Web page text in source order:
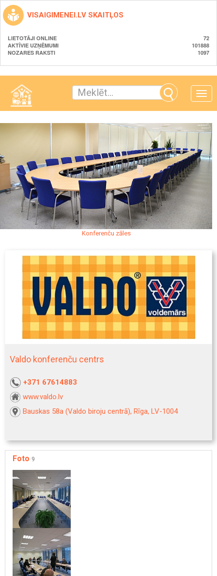
VISAIGIMENEI.LV SKAITĻOS
LIETOTĀJI ONLINE
72
AKTĪVIE UZŅĒMUMI
101888
NOZARES RAKSTI
1097
Toggle
Konferenču zāles
Valdo konferenču centrs
+371 67614883
www.valdo.lv
Bauskas 58a (Valdo biroju centrā), Rīga, LV-1004
Foto 9